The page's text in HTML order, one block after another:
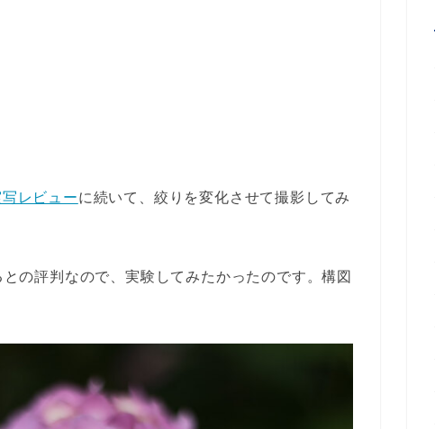
レビューに続いて、絞りを変化させて撮影してみ
の評判なので、実験してみたかったのです。構図